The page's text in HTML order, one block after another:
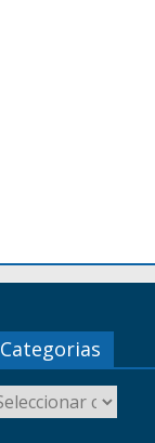
Categorias